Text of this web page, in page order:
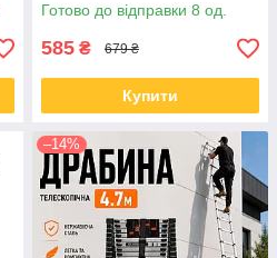
Готово до відправки 8 од.
585 ₴ 679 ₴
Купити
–14%